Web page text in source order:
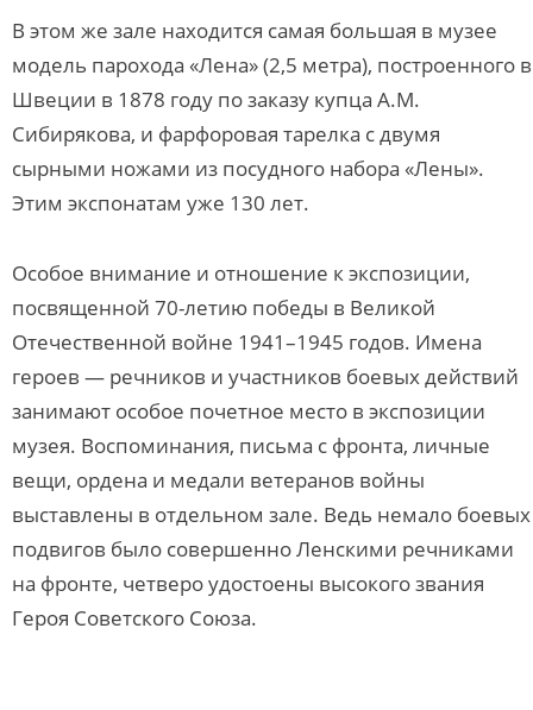
В этом же зале находится самая большая в музее
модель парохода «Лена» (2,5 метра), построенного в
Швеции в 1878 году по заказу купца А.М.
Сибирякова, и фарфоровая тарелка с двумя
сырными ножами из посудного набора «Лены».
Этим экспонатам уже 130 лет.
Особое внимание и отношение к экспозиции,
посвященной 70-летию победы в Великой
Отечественной войне 1941–1945 годов. Имена
героев — речников и участников боевых действий
занимают особое почетное место в экспозиции
музея. Воспоминания, письма с фронта, личные
вещи, ордена и медали ветеранов войны
выставлены в отдельном зале. Ведь немало боевых
подвигов было совершенно Ленскими речниками
на фронте, четверо удостоены высокого звания
Героя Советского Союза.